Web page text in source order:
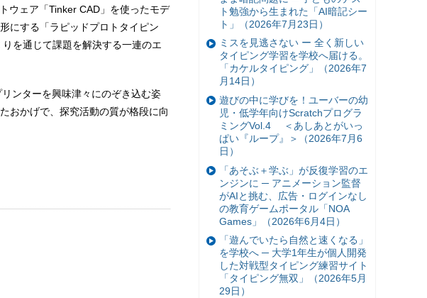
ウェア「Tinker CAD」を使ったモデ
にする「ラピッドプロトタイピン
を通じて課題を解決する一連のエ
ンターを興味津々にのぞき込む姿
おかげで、探究活動の質が格段に向
ト勉強から生まれた「AI暗記シー
ト」（2026年7月23日）
ミスを見逃さない ー 全く新しい
タイピング学習を学校へ届ける。
「カケルタイピング」（2026年7
月14日）
遊びの中に学びを！ユーバーの幼
児・低学年向けScratchプログラ
ミングVol.4 ＜あしあとがいっ
ぱい『ループ』＞（2026年7月6
日）
「あそぶ＋学ぶ」が反復学習のエ
ンジンに ─ アニメーション監督
がAIと挑む、広告・ログインなし
の教育ゲームポータル「NOA
Games」（2026年6月4日）
「遊んでいたら自然と速くなる」
を学校へ ─ 大学1年生が個人開発
した対戦型タイピング練習サイト
「タイピング無双」（2026年5月
29日）